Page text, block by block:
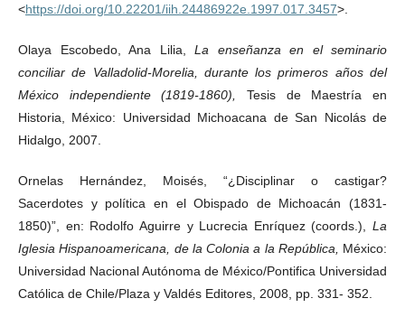
<https://doi.org/10.22201/iih.24486922e.1997.017.3457>.
Olaya Escobedo, Ana Lilia, La enseñanza en el seminario
conciliar de Valladolid-Morelia, durante los primeros años del
México independiente (1819-1860), Tesis de Maestría en
Historia, México: Universidad Michoacana de San Nicolás de
Hidalgo, 2007.
Ornelas Hernández, Moisés, “¿Disciplinar o castigar?
Sacerdotes y política en el Obispado de Michoacán (1831-
1850)”, en: Rodolfo Aguirre y Lucrecia Enríquez (coords.), La
Iglesia Hispanoamericana, de la Colonia a la República, México:
Universidad Nacional Autónoma de México/Pontifica Universidad
Católica de Chile/Plaza y Valdés Editores, 2008, pp. 331- 352.